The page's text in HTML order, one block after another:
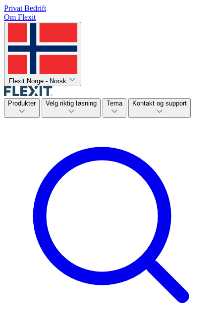
Privat Bedrift
Om Flexit
Flexit Norge - Norsk
Produkter Velg riktig løsning Tema Kontakt og support